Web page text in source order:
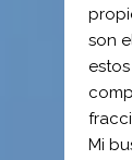
son
Mi